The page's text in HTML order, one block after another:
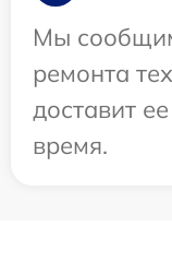
Мы
ремонта
доставит
время.